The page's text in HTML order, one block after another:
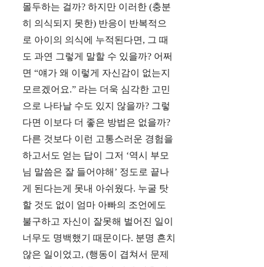
몰두하는 걸까? 하지만 이러한 (충분
히 의식되지 못한) 반응이 반복적으
로 아이의 의식에 누적된다면, 그 때
도 과연 그렇게 말할 수 있을까? 어쩌
면 “얘가 왜 이렇게 자신감이 없는지
모르겠어요.” 라는 더욱 심각한 고민
으로 나타날 수도 있지 않을까? 그렇
다면 이보다 더 좋은 방법은 없을까?
다른 것보다 이런 고통스러운 경험을
하고서도 얻는 답이 그저 ‘역시 부모
님 말씀은 잘 들어야해’ 정도로 끝나
게 된다는게 못내 아쉬웠다. 누굴 탓
할 것도 없이 엄마 아빠의 조언에도
불구하고 자신이 잘못해 벌어진 일이
너무도 명백했기 때문이다. 분명 흔치
않은 일이었고, (행동이 겹쳐서 문제